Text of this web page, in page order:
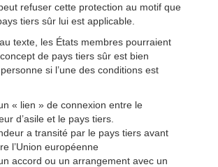
refuser cette protection au motif que
tiers sûr lui est applicable.
texte, les États membres pourraient
de pays tiers sûr est bien
si l’une des conditions est
« lien » de connexion entre le
d’asile et le pays tiers.
a transité par le pays tiers avant
l’Union européenne
accord ou un arrangement avec un